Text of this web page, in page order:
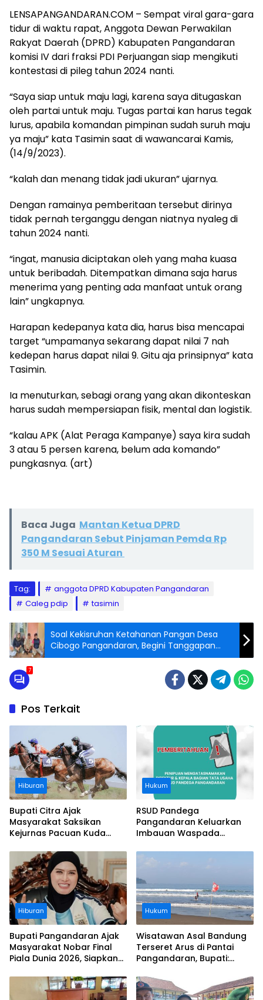
LENSAPANGANDARAN.COM – Sempat viral gara-gara
tidur di waktu rapat, Anggota Dewan Perwakilan
Rakyat Daerah (DPRD) Kabupaten Pangandaran
komisi IV dari fraksi PDI Perjuangan siap mengikuti
kontestasi di pileg tahun 2024 nanti.
“Saya siap untuk maju lagi, karena saya ditugaskan
oleh partai untuk maju. Tugas partai kan harus tegak
lurus, apabila komandan pimpinan sudah suruh maju
ya maju” kata Tasimin saat di wawancarai Kamis,
(14/9/2023).
“kalah dan menang tidak jadi ukuran” ujarnya.
Dengan ramainya pemberitaan tersebut dirinya
tidak pernah terganggu dengan niatnya nyaleg di
tahun 2024 nanti.
“ingat, manusia diciptakan oleh yang maha kuasa
untuk beribadah. Ditempatkan dimana saja harus
menerima yang penting ada manfaat untuk orang
lain” ungkapnya.
Harapan kedepanya kata dia, harus bisa mencapai
target “umpamanya sekarang dapat nilai 7 nah
kedepan harus dapat nilai 9. Gitu aja prinsipnya” kata
Tasimin.
Ia menuturkan, sebagi orang yang akan dikonteskan
harus sudah mempersiapan fisik, mental dan logistik.
“kalau APK (Alat Peraga Kampanye) saya kira sudah
3 atau 5 persen karena, belum ada komando”
pungkasnya. (art)
Baca Juga Mantan Ketua DPRD
Pangandaran Sebut Pinjaman Pemda Rp
350 M Sesuai Aturan
Tag:
anggota DPRD Kabupaten Pangandaran
Caleg pdip
tasimin
Soal Kekisruhan Ketahanan Pangan Desa
Cibogo Pangandaran, Begini Tanggapan
Pihak Desa
7
Pos Terkait
Hiburan
Bupati Citra Ajak
Masyarakat Saksikan
Kejurnas Pacuan Kuda
Legokjawa
Hukum
RSUD Pandega
Pangandaran Keluarkan
Imbauan Waspada
Hiburan
Bupati Pangandaran Ajak
Masyarakat Nobar Final
Piala Dunia 2026, Siapkan
Hukum
Wisatawan Asal Bandung
Terseret Arus di Pantai
Pangandaran, Bupati:
Aturan